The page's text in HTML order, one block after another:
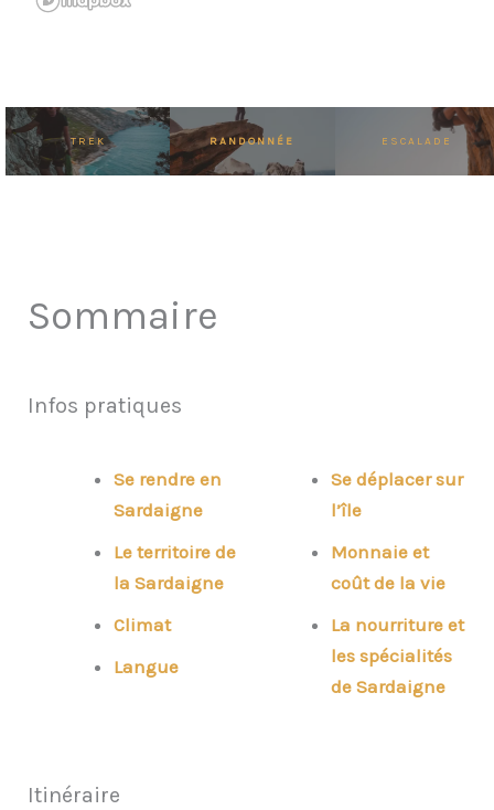
TREK RANDONNÉE ESCALADE
Sommaire
Infos pratiques
Se rendre en
Sardaigne
Le territoire de
la Sardaigne
Climat
Langue
Se déplacer sur
l’île
Monnaie et
coût de la vie
La nourriture et
les spécialités
de Sardaigne
Itinéraire